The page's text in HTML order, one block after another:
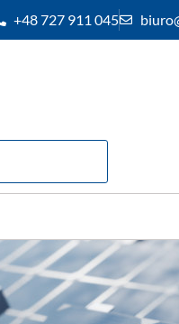
+48 727 911 045